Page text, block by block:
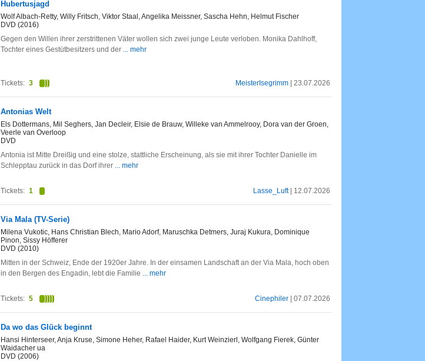
Hubertusjagd
Wolf Albach-Retty, Willy Fritsch, Viktor Staal, Angelika Meissner, Sascha Hehn, Helmut Fischer
DVD (2016)
Gegen den Willen ihrer zerstrittenen Väter wollen sich zwei junge Leute verloben. Monika Dahlhoff,
Tochter eines Gestütbesitzers und der ... mehr
MeisterIsegrimm | 23.07.2026
Tickets: 3
Antonias Welt
Els Dottermans, Mil Seghers, Jan Decleir, Elsie de Brauw, Willeke van Ammelrooy, Dora van der Groen,
Veerle van Overloop
DVD
Antonia ist Mitte Dreißig und eine stolze, stattliche Erscheinung, als sie mit ihrer Tochter Danielle im
Schlepptau zurück in das Dorf ihrer ... mehr
Lasse_Luft| 12.07.2026
Tickets: 1
Via Mala (TV-Serie)
Milena Vukotic, Hans Christian Blech, Mario Adorf, Maruschka Detmers, Juraj Kukura, Dominique
Pinon, Sissy Höfferer
DVD (2010)
Mitten in der Schweiz, Ende der 1920er Jahre. In der einsamen Landschaft an der Via Mala, hoch oben
in den Bergen des Engadin, lebt die Familie ... mehr
Cinephiler | 07.07.2026
Tickets: 5
Da wo das Glück beginnt
Hansi Hinterseer, Anja Kruse, Simone Heher, Rafael Haider, Kurt Weinzierl, Wolfgang Fierek, Günter
Waidacher ua
DVD (2006)